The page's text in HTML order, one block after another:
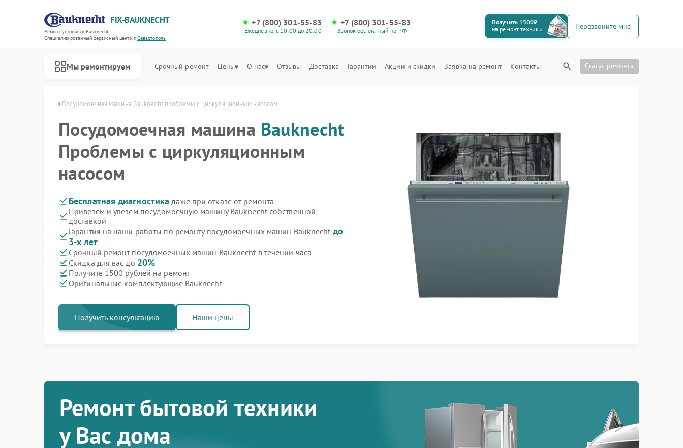
FIX-BAUKNECHT
Ремонт устройств Bauknecht
Специализированный cервисный центр г.Севастополь
+7 (800) 301-55-83
Ежедневно, с 10:00 до 20:00
+7 (800) 301-55-83
Звонок бесплатный по РФ
Получить 1500₽
на ремонт техники
Перезвоните мне
Мы ремонтируем Срочный ремонт Цены О нас Отзывы Доставка Гарантии Акции и скидки Заявка на ремонт Контакты Статус ремонта
Посудомоечная машина Bauknecht проблемы с циркуляционным насосом
Посудомоечная машина Bauknecht
Проблемы с циркуляционным
насосом
Бесплатная диагностика даже при отказе от ремонта
Привезем и увезем посудомоечную машину Bauknecht собственной
доставкой
Гарантия на наши работы по ремонту посудомоечных машин Bauknecht до
3-х лет
Срочный ремонт посудомоечных машин Bauknecht в течении часа
Скидка для вас до 20%
Получите 1500 рублей на ремонт
Оригинальные комплектующие Bauknecht
Получить консультацию Наши цены
Ремонт бытовой техники
у Вас дома